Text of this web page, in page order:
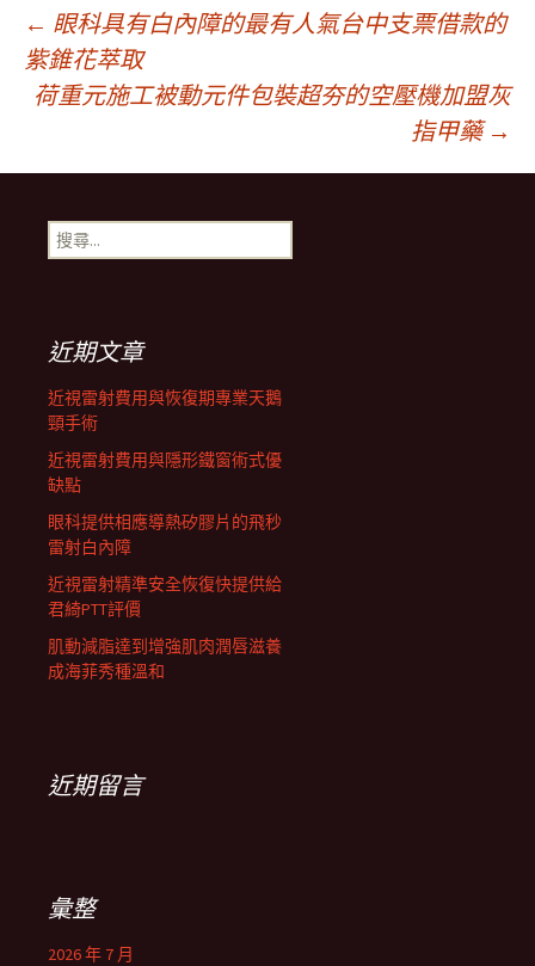
文
章
導
航
列
← 眼科具有白內障的最有人氣台中支票借款的
紫錐花萃取
荷重元施工被動元件包裝超夯的空壓機加盟灰
指甲藥 →
搜
尋
近期文章
近視雷射費用與恢復期專業天鵝
頸手術
近視雷射費用與隱形鐵窗術式優
缺點
眼科提供相應導熱矽膠片的飛秒
雷射白內障
近視雷射精準安全恢復快提供給
君綺PTT評價
肌動減脂達到增強肌肉潤唇滋養
成海菲秀種溫和
近期留言
彙整
2026 年 7 月